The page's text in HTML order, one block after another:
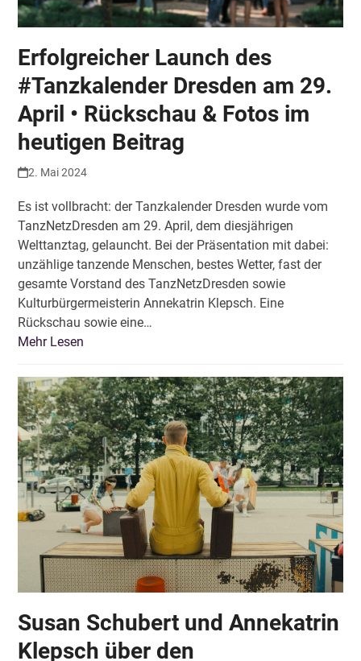
Erfolgreicher Launch des
#Tanzkalender Dresden am 29.
April • Rückschau & Fotos im
heutigen Beitrag
2. Mai 2024
Es ist vollbracht: der Tanzkalender Dresden wurde vom
TanzNetzDresden am 29. April, dem diesjährigen
Welttanztag, gelauncht. Bei der Präsentation mit dabei:
unzählige tanzende Menschen, bestes Wetter, fast der
gesamte Vorstand des TanzNetzDresden sowie
Kulturbürgermeisterin Annekatrin Klepsch. Eine
Rückschau sowie eine…
Mehr Lesen
Susan Schubert und Annekatrin
Klepsch über den